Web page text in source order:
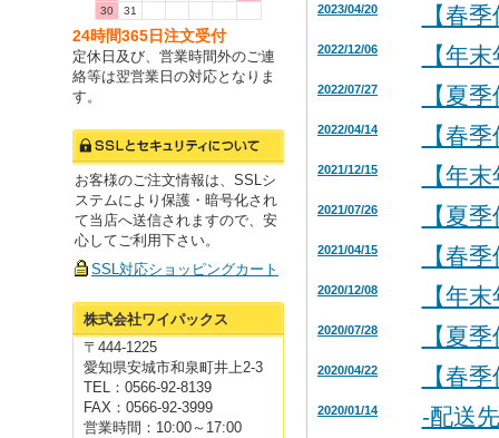
2023/04/20 【春
2022/12/06 【年
2022/07/27 【夏
2022/04/14 【春
2021/12/15 【年
2021/07/26 【夏
2021/04/15 【春
2020/12/08 【年
2020/07/28 【夏
2020/04/22 【春
2020/01/14 -配送
30
31
24時間365日注文受付
定休日及び、営業時間外のご連
絡等は翌営業日の対応となりま
す。
お客様のご注文情報は、SSLシ
ステムにより保護・暗号化され
て当店へ送信されますので、安
心してご利用下さい。
SSL対応ショッピングカート
株式会社ワイパックス
〒444-1225
愛知県安城市和泉町井上2-3
TEL：0566-92-8139
FAX：0566-92-3999
営業時間：10:00～17:00